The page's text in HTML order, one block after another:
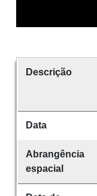
Descrição
Data
Abrangência
espacial